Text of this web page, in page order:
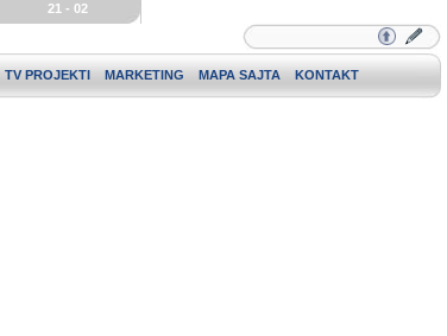
21 - 02
TV PROJEKTI MARKETING MAPA SAJTA KONTAKT